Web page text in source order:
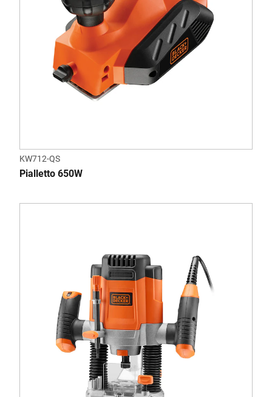
KW712-QS
Pialletto 650W